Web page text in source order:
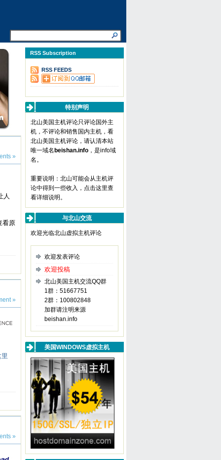
»
人
看原
»
»
RSS Subscription
RSS FEEDS
特别声明
北山美国主机评论只评论国外主
机，不评论和销售国内主机，看
北山美国主机评论，请认清本站
唯一域名 beishan.info ，是info域
名。
重要说明：北山可能会从主机评
论中得到一些收入， 点击这里查
看详细说明 。
与北山交流
欢迎光临北山虚拟主机评论
欢迎发表评论
欢迎投稿
北山美国主机交流QQ群
1群：51667751
2群：100802848
加群请注明来源
beishan.info
美国WINDOWS虚拟主机